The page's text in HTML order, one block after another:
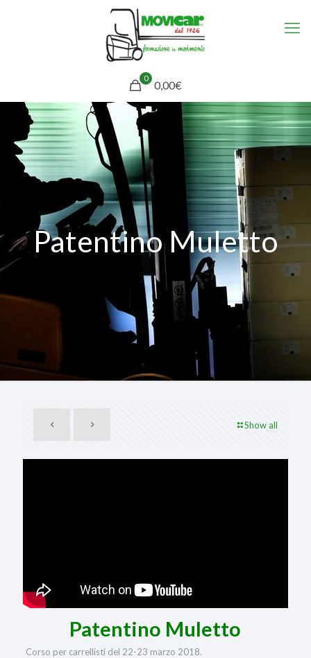
0
0,00€
Patentino Muletto
Show all
Patentino Muletto
Corso per carrellisti del 22-23 marzo 2018.